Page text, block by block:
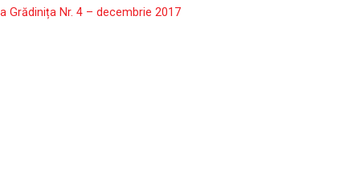
Grădinița Nr. 4 – decembrie 2017